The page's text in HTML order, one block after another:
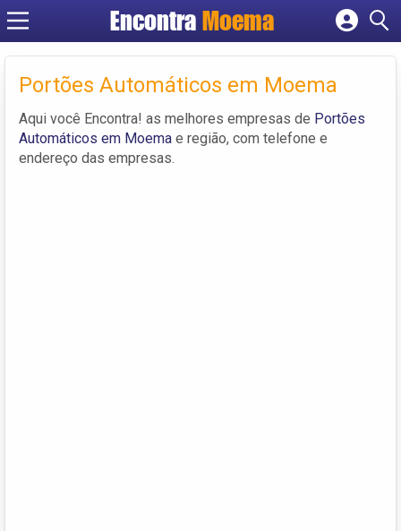
Encontra Moema
Criar conta
Portões Automáticos em Moema
Aqui você Encontra! as melhores empresas de Portões
Automáticos em Moema e região, com telefone e
endereço das empresas.